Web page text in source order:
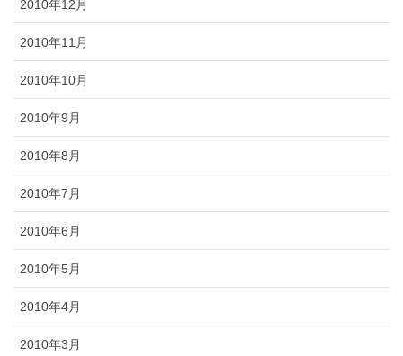
2010年12月
2010年11月
2010年10月
2010年9月
2010年8月
2010年7月
2010年6月
2010年5月
2010年4月
2010年3月